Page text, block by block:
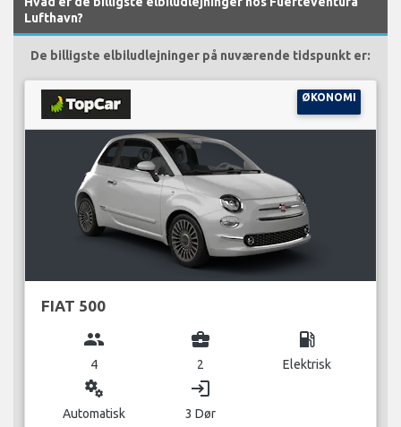
Lufthavn?
De billigste elbiludlejninger på nuværende tidspunkt er:
ØKONOMI
FIAT 500
group
4
business_center
2
local_gas_station
Elektrisk
miscellaneous_services
Automatisk
login
3 Dør